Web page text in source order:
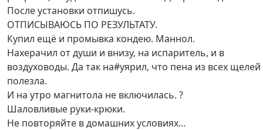
После установки отпишусь.
ОТПИСЫВАЮСЬ ПО РЕЗУЛЬТАТУ.
Купил ещё и промывка кондею. Маннол.
Нахерачил от души и внизу, на испаритель, и в
воздуховоды. Да так на#уярил, что пена из всех щелей
полезла.
И на утро магнитола не включилась. ?
Шаловливые руки-крюки.
Не повторяйте в домашних условиях…